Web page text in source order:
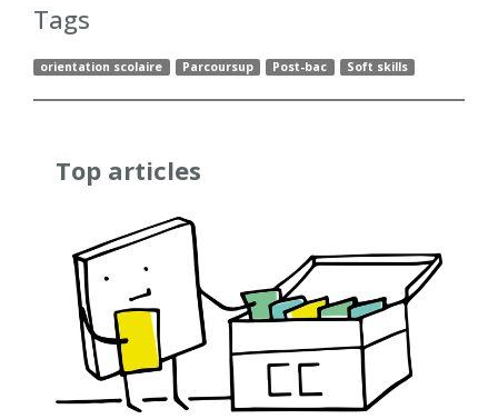
Tags
orientation scolaire Parcoursup Post-bac Soft skills
Top articles